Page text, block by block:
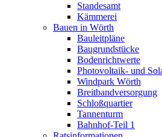
Standesamt
Kämmerei
Bauen in Wörth
Bauleitpläne
Baugrundstücke
Bodenrichtwerte
Photovoltaik- und
Windpark Wörth
Breitbandversorgung
Schloßquartier
Tannenturm
Bahnhof-Teil 1